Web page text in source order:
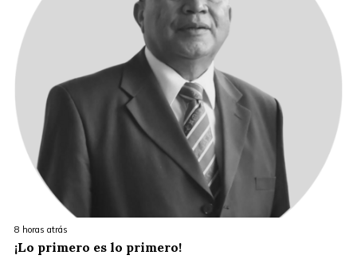
8 horas atrás
¡Lo primero es lo primero!